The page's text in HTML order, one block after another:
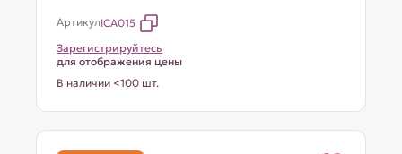
АртикулICA015
Зарегистрируйтесь
для отображения цены
В наличии <100 шт.